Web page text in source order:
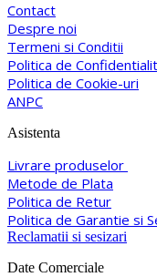
Contact
Despre noi
Termeni si Conditii
Politica de
Politica de Cookie-uri
ANPC
Asistenta
Livrare produselor
Metode de Plata
Politica de Retur
Politica de Garantie si
Reclamatii si sesizari
Date Comerciale